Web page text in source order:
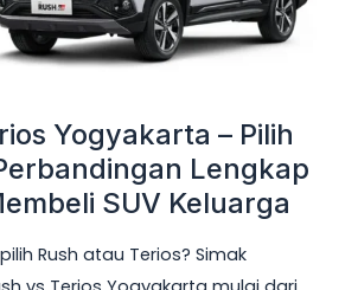
Yogyakarta – Pilih
Lengkap
SUV Keluarga
Rush atau Terios? Simak